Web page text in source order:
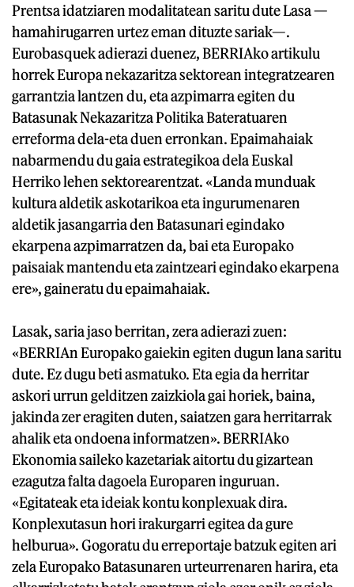
Prentsa idatziaren modalitatean saritu dute Lasa —
hamahirugarren urtez eman dituzte sariak—.
Eurobasquek adierazi duenez, BERRIAko artikulu
horrek Europa nekazaritza sektorean integratzearen
garrantzia lantzen du, eta azpimarra egiten du
Batasunak Nekazaritza Politika Bateratuaren
erreforma dela-eta duen erronkan. Epaimahaiak
nabarmendu du gaia estrategikoa dela Euskal
Herriko lehen sektorearentzat. «Landa munduak
kultura aldetik askotarikoa eta ingurumenaren
aldetik jasangarria den Batasunari egindako
ekarpena azpimarratzen da, bai eta Europako
paisaiak mantendu eta zaintzeari egindako ekarpena
ere», gaineratu du epaimahaiak.
Lasak, saria jaso berritan, zera adierazi zuen:
«BERRIAn Europako gaiekin egiten dugun lana saritu
dute. Ez dugu beti asmatuko. Eta egia da herritar
askori urrun gelditzen zaizkiola gai horiek, baina,
jakinda zer eragiten duten, saiatzen gara herritarrak
ahalik eta ondoena informatzen». BERRIAko
Ekonomia saileko kazetariak aitortu du gizartean
ezagutza falta dagoela Europaren inguruan.
«Egitateak eta ideiak kontu konplexuak dira.
Konplexutasun hori irakurgarri egitea da gure
helburua». Gogoratu du erreportaje batzuk egiten ari
zela Europako Batasunaren urteurrenaren harira, eta